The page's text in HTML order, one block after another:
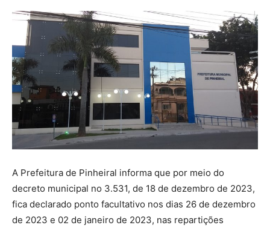
A Prefeitura de Pinheiral informa que por meio do
decreto municipal no 3.531, de 18 de dezembro de 2023,
fica declarado ponto facultativo nos dias 26 de dezembro
de 2023 e 02 de janeiro de 2023, nas repartições